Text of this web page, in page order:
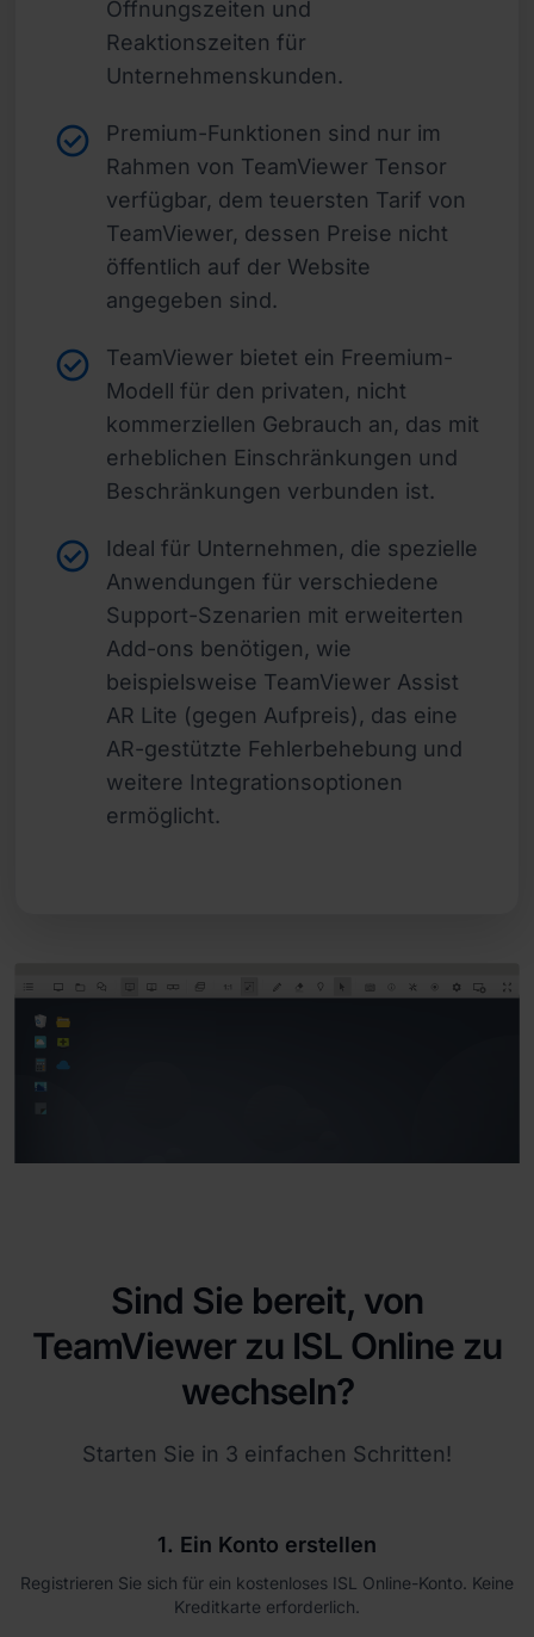
Öffnungszeiten und
Reaktionszeiten für
Unternehmenskunden.
Premium-Funktionen sind nur im
Rahmen von TeamViewer Tensor
verfügbar, dem teuersten Tarif von
TeamViewer, dessen Preise nicht
öffentlich auf der Website
angegeben sind.
TeamViewer bietet ein Freemium-
Modell für den privaten, nicht
kommerziellen Gebrauch an, das mit
erheblichen Einschränkungen und
Beschränkungen verbunden ist.
Ideal für Unternehmen, die spezielle
Anwendungen für verschiedene
Support-Szenarien mit erweiterten
Add-ons benötigen, wie
beispielsweise TeamViewer Assist
AR Lite (gegen Aufpreis), das eine
AR-gestützte Fehlerbehebung und
weitere Integrationsoptionen
ermöglicht.
Sind Sie bereit, von
TeamViewer zu ISL Online zu
wechseln?
Starten Sie in 3 einfachen Schritten!
1. Ein Konto erstellen
Registrieren Sie sich für ein kostenloses ISL Online-Konto. Keine
Kreditkarte erforderlich.